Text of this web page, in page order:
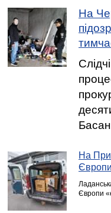
На
На
Європи
Європи